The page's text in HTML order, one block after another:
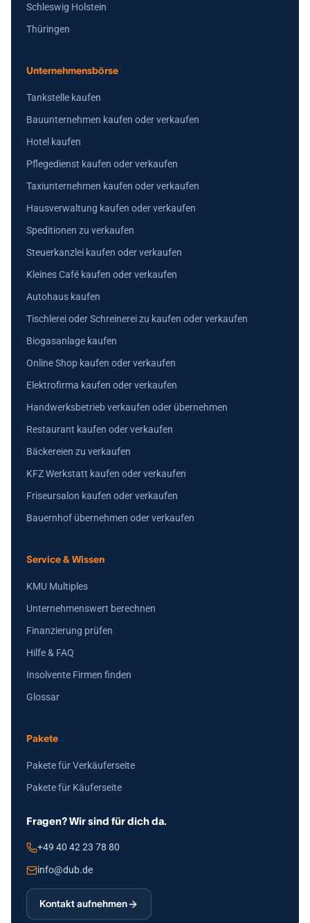
Schleswig Holstein
Thüringen
Unternehmensbörse
Tankstelle kaufen
Bauunternehmen kaufen oder verkaufen
Hotel kaufen
Pflegedienst kaufen oder verkaufen
Taxiunternehmen kaufen oder verkaufen
Hausverwaltung kaufen oder verkaufen
Speditionen zu verkaufen
Steuerkanzlei kaufen oder verkaufen
Kleines Café kaufen oder verkaufen
Autohaus kaufen
Tischlerei oder Schreinerei zu kaufen oder verkaufen
Biogasanlage kaufen
Online Shop kaufen oder verkaufen
Elektrofirma kaufen oder verkaufen
Handwerksbetrieb verkaufen oder übernehmen
Restaurant kaufen oder verkaufen
Bäckereien zu verkaufen
KFZ Werkstatt kaufen oder verkaufen
Friseursalon kaufen oder verkaufen
Bauernhof übernehmen oder verkaufen
Service & Wissen
KMU Multiples
Unternehmenswert berechnen
Finanzierung prüfen
Hilfe & FAQ
Insolvente Firmen finden
Glossar
Pakete
Pakete für Verkäuferseite
Pakete für Käuferseite
Fragen? Wir sind für dich da.
+49 40 42 23 78 80
info@dub.de
Kontakt aufnehmen